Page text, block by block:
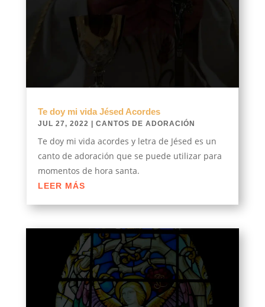
Te doy mi vida Jésed Acordes
JUL 27, 2022 CANTOS DE ADORACIÓN
Te doy mi vida acordes y letra de Jésed es un
canto de adoración que se puede utilizar para
momentos de hora santa.
LEER MÁS